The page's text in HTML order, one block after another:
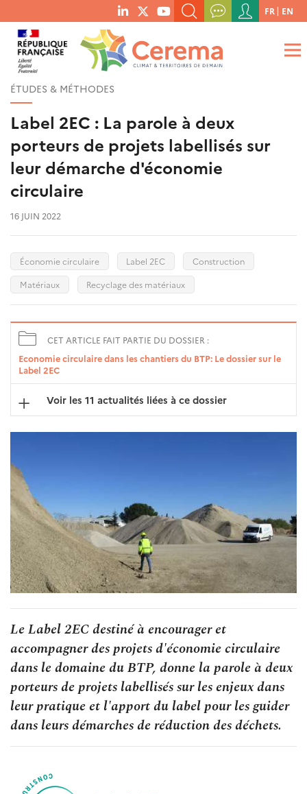
menu
social
links
RECHERCHER UN MOT-CLÉ, UNE PUBLICATION, ETC.
QUE RECHERCHEZ-VOUS ?
Menu
du
compte
de
FR EN
ÉTUDES & MÉTHODES
Label 2EC : La parole à deux
porteurs de projets labellisés sur
leur démarche d'économie
circulaire
16 JUIN 2022
Économie circulaire Label 2EC
Construction
Matériaux
Recyclage des matériaux
CET ARTICLE FAIT PARTIE DU DOSSIER :
Economie circulaire dans les chantiers du BTP: Le dossier sur le
Label 2EC
Voir les 11 actualités liées à ce dossier
Le Label 2EC destiné à encourager et
accompagner des projets d'économie circulaire
dans le domaine du BTP, donne la parole à deux
porteurs de projets labellisés sur les enjeux dans
leur pratique et l'apport du label pour les guider
dans leurs démarches de réduction des déchets.